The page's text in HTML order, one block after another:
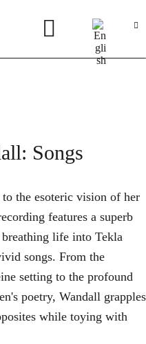
Songs
the esoteric vision of her
features a superb
life into Tekla
songs. From the
setting to the profound
poetry, Wandall grapples
while toying with